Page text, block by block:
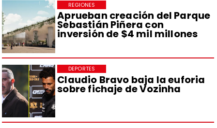
Aprueban creación del Parque
Sebastián Piñera con
inversión de $4 mil millones
REGIONES
Claudio Bravo baja la euforia
sobre fichaje de Vozinha
DEPORTES